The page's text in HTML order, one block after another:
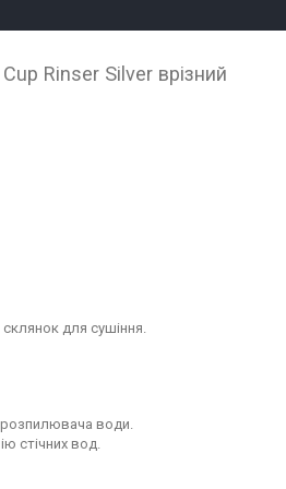
Rinser Silver врізний
для сушіння.
води.
стічних вод.